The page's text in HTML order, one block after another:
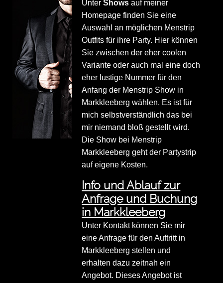
UnterShows auf meiner
Homepage finden Sie eine
Auswahl an möglichen Menstrip
Outfits für ihre Party. Hier können
Sie zwischen der eher coolen
Variante oder auch mal eine doch
eher lustige Nummer für den
Anfang der Menstrip Show in
Markkleeberg wählen. Es ist für
mich selbstverständlich das bei
mir niemand bloß gestellt wird.
Die Show bei Menstrip
Markkleeberg geht der Partystrip
auf eigene Kosten.
Info und Ablauf zur
Anfrage und Buchung
in Markkleeberg
Unter Kontakt können Sie mir
eine Anfrage für den Auftritt in
Markkleeberg stellen und
erhalten dazu zeitnah ein
Angebot. Dieses Angebot ist